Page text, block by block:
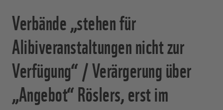
Verbände „stehen für
Alibiveranstaltungen nicht zur
Verfügung“ / Verärgerung über
„Angebot“ Röslers, erst im